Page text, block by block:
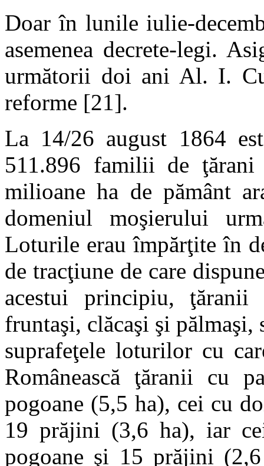
Doar în lunile iulie-
asemenea decrete-legi.
următorii doi ani Al. I.
reforme [21].
La 14/26 august 1864
511.896 familii de
milioane ha de pământ
domeniul moşierului
Loturile erau împărţite în
de tracţiune de care
acestui principiu,
fruntaşi, clăcaşi şi pălmaşi,
suprafeţele loturilor cu
Românească ţăranii cu
pogoane (5,5 ha), cei cu
19 prăjini (3,6 ha), iar
pogoane şi 15 prăjini